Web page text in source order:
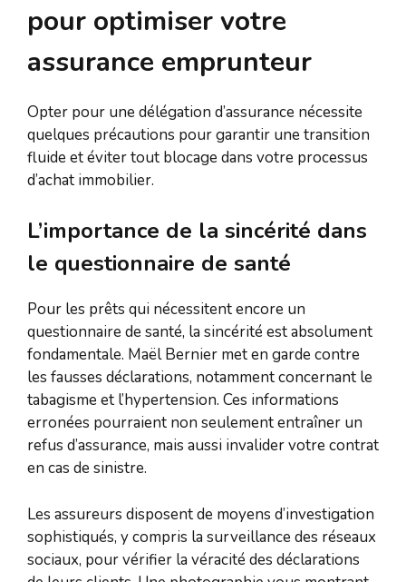
pour optimiser votre
assurance emprunteur
Opter pour une délégation d’assurance nécessite
quelques précautions pour garantir une transition
fluide et éviter tout blocage dans votre processus
d’achat immobilier.
L’importance de la sincérité dans
le questionnaire de santé
Pour les prêts qui nécessitent encore un
questionnaire de santé, la sincérité est absolument
fondamentale. Maël Bernier met en garde contre
les fausses déclarations, notamment concernant le
tabagisme et l’hypertension. Ces informations
erronées pourraient non seulement entraîner un
refus d’assurance, mais aussi invalider votre contrat
en cas de sinistre.
Les assureurs disposent de moyens d’investigation
sophistiqués, y compris la surveillance des réseaux
sociaux, pour vérifier la véracité des déclarations